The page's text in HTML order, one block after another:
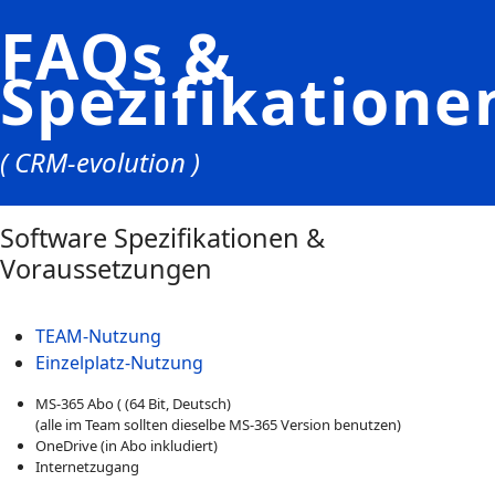
FAQs &
( CRM-evolution )
Software Spezifikationen &
Voraussetzungen
TEAM-Nutzung
Einzelplatz-Nutzung
MS-365 Abo ( (64 Bit, Deutsch)
(alle im Team sollten dieselbe MS-365 Version benutzen)
OneDrive (in Abo inkludiert)
Internetzugang